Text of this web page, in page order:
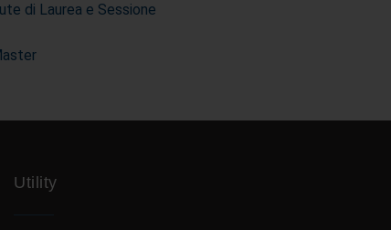
di Laurea e Sessione
Utility